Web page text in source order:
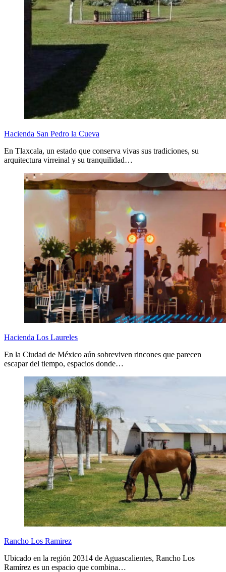
Hacienda San Pedro la Cueva
En Tlaxcala, un estado que conserva vivas sus tradiciones, su
arquitectura virreinal y su tranquilidad…
Hacienda Los Laureles
En la Ciudad de México aún sobreviven rincones que parecen
escapar del tiempo, espacios donde…
Rancho Los Ramirez
Ubicado en la región 20314 de Aguascalientes, Rancho Los
Ramírez es un espacio que combina…